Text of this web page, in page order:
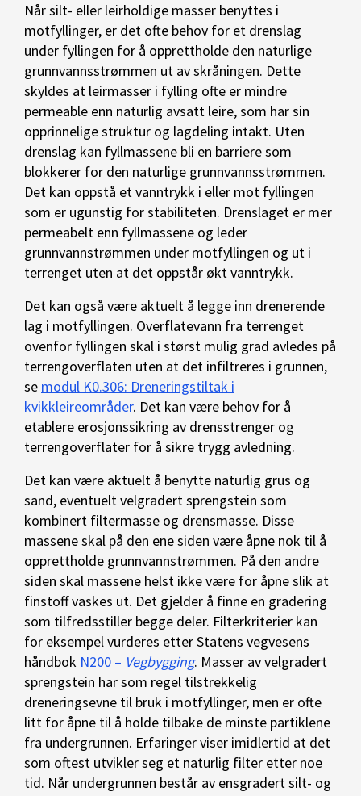
Når silt- eller leirholdige masser benyttes i
motfyllinger, er det ofte behov for et drenslag
under fyllingen for å opprettholde den naturlige
grunnvannsstrømmen ut av skråningen. Dette
skyldes at leirmasser i fylling ofte er mindre
permeable enn naturlig avsatt leire, som har sin
opprinnelige struktur og lagdeling intakt. Uten
drenslag kan fyllmassene bli en barriere som
blokkerer for den naturlige grunnvannsstrømmen.
Det kan oppstå et vanntrykk i eller mot fyllingen
som er ugunstig for stabiliteten. Drenslaget er mer
permeabelt enn fyllmassene og leder
grunnvannstrømmen under motfyllingen og ut i
terrenget uten at det oppstår økt vanntrykk.
Det kan også være aktuelt å legge inn drenerende
lag i motfyllingen. Overflatevann fra terrenget
ovenfor fyllingen skal i størst mulig grad avledes på
terrengoverflaten uten at det infiltreres i grunnen,
se modul K0.306: Dreneringstiltak i
kvikkleireområder. Det kan være behov for å
etablere erosjonssikring av drensstrenger og
terrengoverflater for å sikre trygg avledning.
Det kan være aktuelt å benytte naturlig grus og
sand, eventuelt velgradert sprengstein som
kombinert filtermasse og drensmasse. Disse
massene skal på den ene siden være åpne nok til å
opprettholde grunnvannstrømmen. På den andre
siden skal massene helst ikke være for åpne slik at
finstoff vaskes ut. Det gjelder å finne en gradering
som tilfredsstiller begge deler. Filterkriterier kan
for eksempel vurderes etter Statens vegvesens
håndbok N200 – Vegbygging. Masser av velgradert
sprengstein har som regel tilstrekkelig
dreneringsevne til bruk i motfyllinger, men er ofte
litt for åpne til å holde tilbake de minste partiklene
fra undergrunnen. Erfaringer viser imidlertid at det
som oftest utvikler seg et naturlig filter etter noe
tid. Når undergrunnen består av ensgradert silt- og